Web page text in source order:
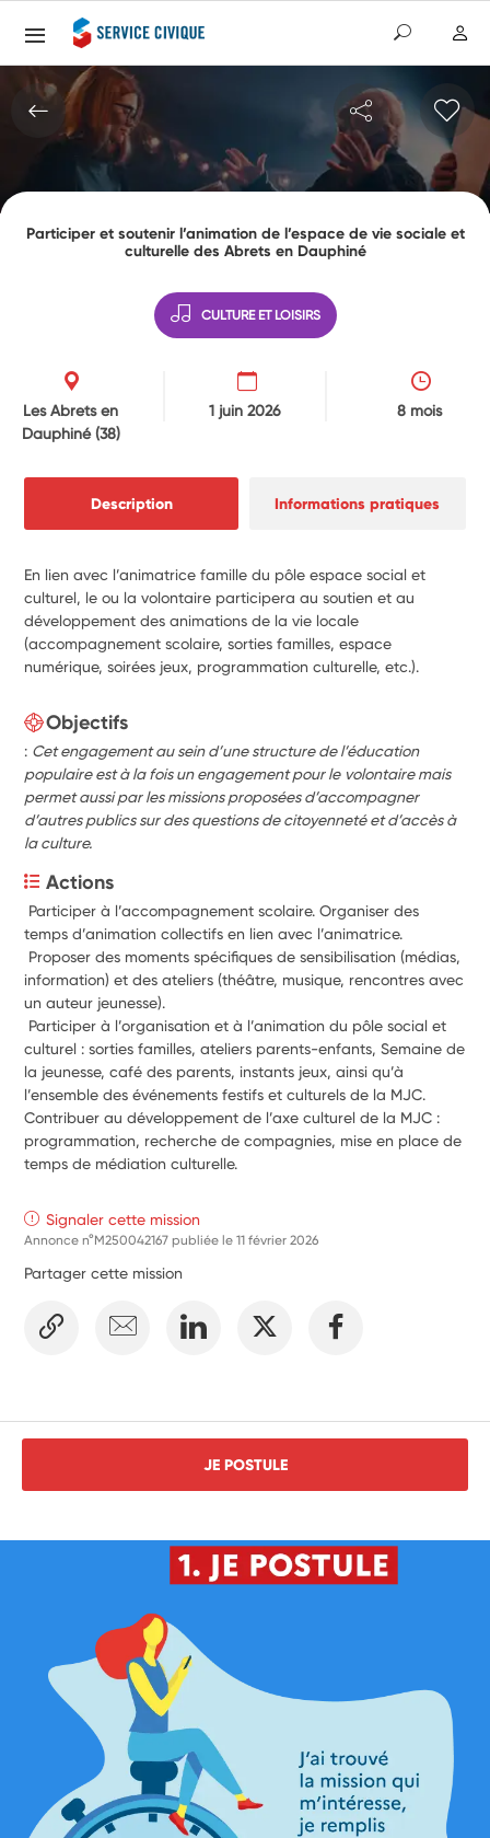
Participer et soutenir l’animation de l’espace de vie sociale et
culturelle des Abrets en Dauphiné
CULTURE ET LOISIRS
Les Abrets en
Dauphiné(38)
1 juin 2026 8 mois
Description Informations pratiques
En lien avec l’animatrice famille du pôle espace social et
culturel, le ou la volontaire participera au soutien et au
développement des animations de la vie locale
(accompagnement scolaire, sorties familles, espace
numérique, soirées jeux, programmation culturelle, etc.).
Objectifs
: Cet engagement au sein d’une structure de l’éducation
populaire est à la fois un engagement pour le volontaire mais
permet aussi par les missions proposées d’accompagner
d’autres publics sur des questions de citoyenneté et d’accès à
la culture.
Actions
Participer à l’accompagnement scolaire. Organiser des
temps d’animation collectifs en lien avec l’animatrice.
Proposer des moments spécifiques de sensibilisation (médias,
information) et des ateliers (théâtre, musique, rencontres avec
un auteur jeunesse).
Participer à l’organisation et à l’animation du pôle social et
culturel : sorties familles, ateliers parents-enfants, Semaine de
la jeunesse, café des parents, instants jeux, ainsi qu’à
l’ensemble des événements festifs et culturels de la MJC.
Contribuer au développement de l’axe culturel de la MJC :
programmation, recherche de compagnies, mise en place de
temps de médiation culturelle.
Signaler cette mission
Annonce n°M250042167 publiée le11 février 2026
Partager cette mission
JE POSTULE